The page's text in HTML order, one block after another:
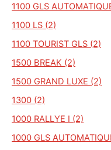
1100 GLS
1100 LS (2)
1100 TOURIST GLS (2)
1500 BREAK (2)
1500 GRAND LUXE (2)
1300 (2)
1000 RALLYE I (2)
1000 GLS